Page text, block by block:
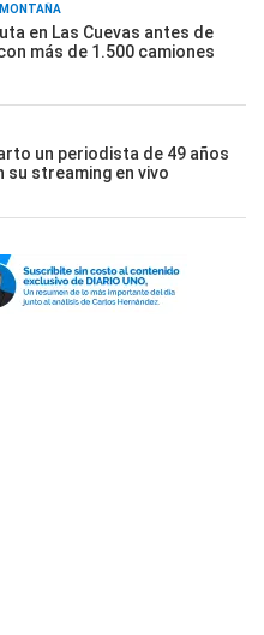
en Las Cuevas antes de
más de 1.500 camiones
un periodista de 49 años
su streaming en vivo